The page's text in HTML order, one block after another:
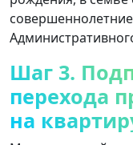
Шаг 3.
перехода
на